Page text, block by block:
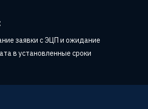
заявки с ЭЦП и ожидание
в установленные сроки